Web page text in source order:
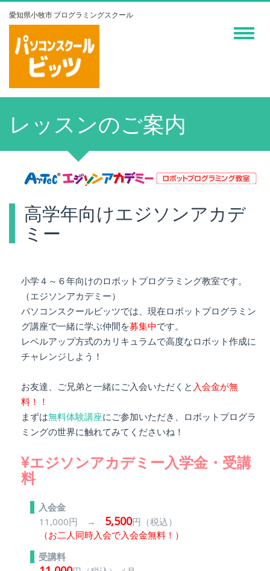
Toggle
愛知県小牧市 プログラミングスクール
レッスンのご案内
高学年向けエジソンアカデ
ミー
小学４～６年向けのロボットプログラミング教室です。
（エジソンアカデミー）
パソコンスクールビッツでは、現在ロボットプログラミン
グ講座で一緒に学ぶ仲間を募集中です。
レベルアップ方式のカリキュラムで高度なロボット作成に
チャレンジしよう！
お友達、ご兄弟と一緒にご入会いただくと 入会金が無
料！！
まずは無料体験講座にご参加いただき、ロボットプログラ
ミングの世界に触れてみてくださいね！
エジソンアカデミー入学金・受講
料
入会金
11,000円 → 5,500円（税込）
（お二人同時入会で入会金無料！）
受講料